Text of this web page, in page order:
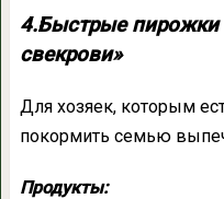
4.Быстрые
свекрови»
Для хозяек, которым
покормить семью
Продукты: